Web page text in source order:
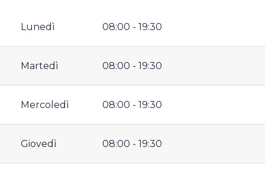
Lunedì 08:00 - 19:30
Martedì 08:00 - 19:30
Mercoledì 08:00 - 19:30
Giovedì 08:00 - 19:30